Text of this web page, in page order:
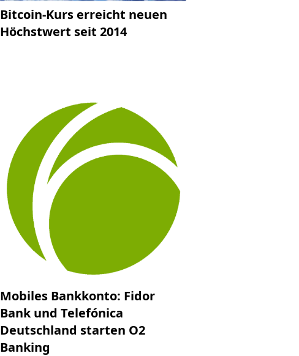
Bitcoin-Kurs erreicht neuen
Höchstwert seit 2014
Mobiles Bankkonto: Fidor
Bank und Telefónica
Deutschland starten O2
Banking